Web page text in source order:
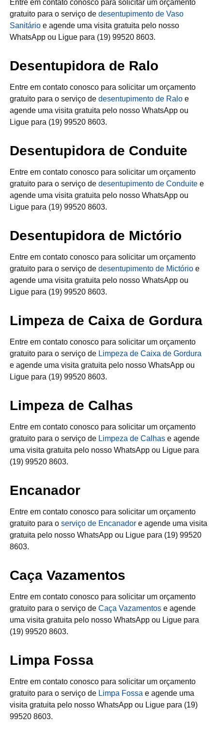
Entre em contato conosco para solicitar um orçamento
gratuito para o serviço de desentupimento de Vaso
Sanitário e agende uma visita gratuita pelo nosso
WhatsApp ou Ligue para (19) 99520 8603.
Desentupidora de Ralo
Entre em contato conosco para solicitar um orçamento
gratuito para o serviço de desentupimento de Ralo e
agende uma visita gratuita pelo nosso WhatsApp ou
Ligue para (19) 99520 8603.
Desentupidora de Conduite
Entre em contato conosco para solicitar um orçamento
gratuito para o serviço de desentupimento de Conduite e
agende uma visita gratuita pelo nosso WhatsApp ou
Ligue para (19) 99520 8603.
Desentupidora de Mictório
Entre em contato conosco para solicitar um orçamento
gratuito para o serviço de desentupimento de Mictório e
agende uma visita gratuita pelo nosso WhatsApp ou
Ligue para (19) 99520 8603.
Limpeza de Caixa de Gordura
Entre em contato conosco para solicitar um orçamento
gratuito para o serviço de Limpeza de Caixa de Gordura
e agende uma visita gratuita pelo nosso WhatsApp ou
Ligue para (19) 99520 8603.
Limpeza de Calhas
Entre em contato conosco para solicitar um orçamento
gratuito para o serviço de Limpeza de Calhas e agende
uma visita gratuita pelo nosso WhatsApp ou Ligue para
(19) 99520 8603.
Encanador
Entre em contato conosco para solicitar um orçamento
gratuito para o serviço de Encanador e agende uma visita
gratuita pelo nosso WhatsApp ou Ligue para (19) 99520
8603.
Caça Vazamentos
Entre em contato conosco para solicitar um orçamento
gratuito para o serviço de Caça Vazamentos e agende
uma visita gratuita pelo nosso WhatsApp ou Ligue para
(19) 99520 8603.
Limpa Fossa
Entre em contato conosco para solicitar um orçamento
gratuito para o serviço de Limpa Fossa e agende uma
visita gratuita pelo nosso WhatsApp ou Ligue para (19)
99520 8603.